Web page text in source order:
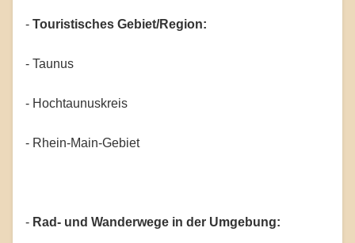
- Touristisches Gebiet/Region:
- Taunus
- Hochtaunuskreis
- Rhein-Main-Gebiet
- Rad- und Wanderwege in der Umgebung: